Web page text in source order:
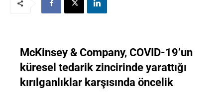
McKinsey & Company, COVID-19’un
küresel tedarik zincirinde yarattığı
kırılganlıklar karşısında öncelik